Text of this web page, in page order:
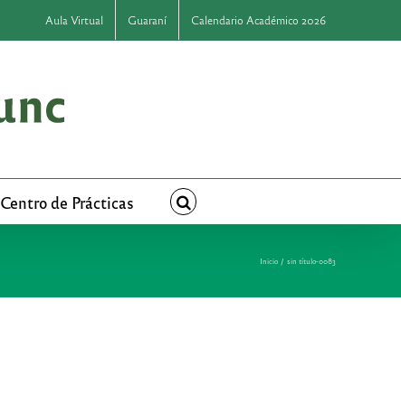
Aula Virtual Guaraní Calendario Académico 2026
Centro de Prácticas
Inicio sin título-0083